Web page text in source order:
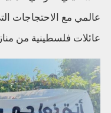
عالمي مع الاحتجاجات
عائلات فلسطينية من